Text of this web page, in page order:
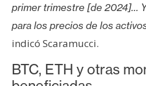
P
u
b
primer trimestre [de 2024]…
para los precios de los
indicó Scaramucci.
BTC, ETH y otras